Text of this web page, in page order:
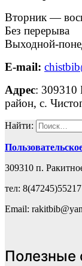
Вторник —
Без перерыва
Выходной-
E-mail:
Адрес: 309310
район, с.
Найти:
309310 п.
тел: 8(47245)55217
Email:
Полезные